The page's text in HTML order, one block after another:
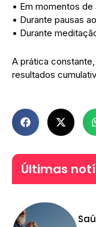
• Em momentos de
• Durante pausas
• Durante
A prática
resultados
Últimas